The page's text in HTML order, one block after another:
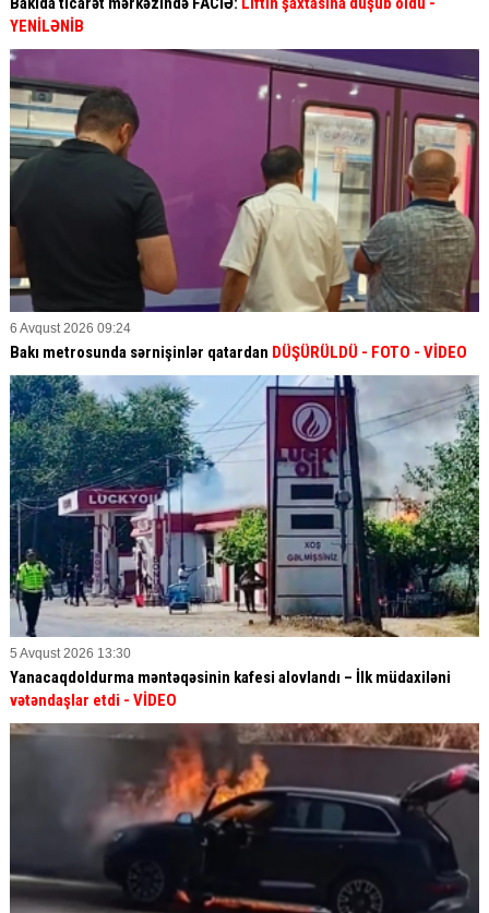
YENİLƏNİB
6 Avqust 2026 09:24
Bakı metrosunda sərnişinlər qatardan DÜŞÜRÜLDÜ - FOTO - VİDEO
5 Avqust 2026 13:30
Yanacaqdoldurma məntəqəsinin kafesi alovlandı – İlk müdaxiləni
vətəndaşlar etdi - VİDEO